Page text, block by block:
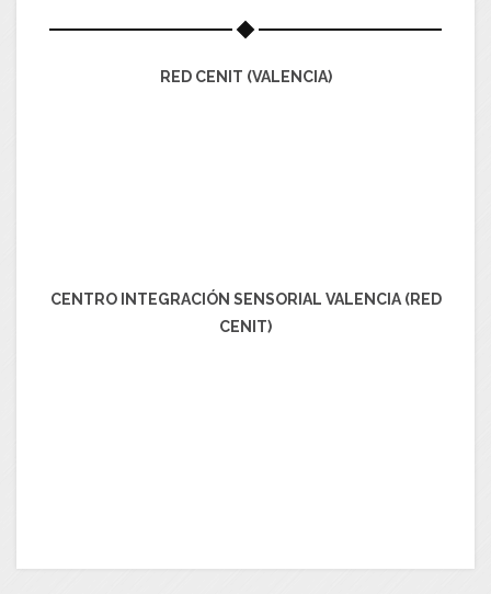
RED CENIT (VALENCIA)
CENTRO INTEGRACIÓN SENSORIAL VALENCIA (RED
CENIT)